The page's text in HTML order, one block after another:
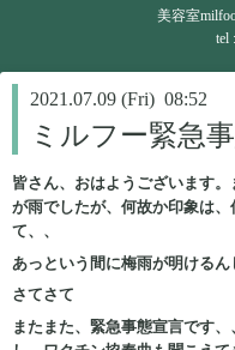
美容室
tel
2021.07.09 (Fri) 08:52
ミルフー緊急
皆さん、おはようございます
が雨でしたが、何故か印象は
て、、
あっという間に梅雨が明けるん
さてさて
またまた、緊急事態宣言です